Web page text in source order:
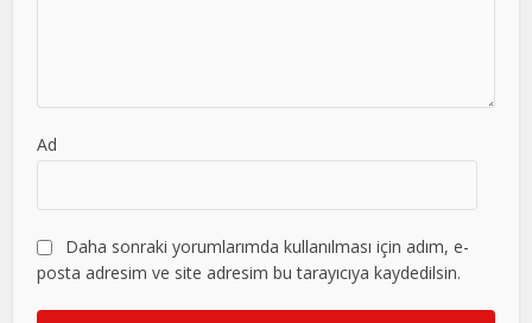
Ad
Daha sonraki yorumlarımda kullanılması için adım, e-
posta adresim ve site adresim bu tarayıcıya kaydedilsin.